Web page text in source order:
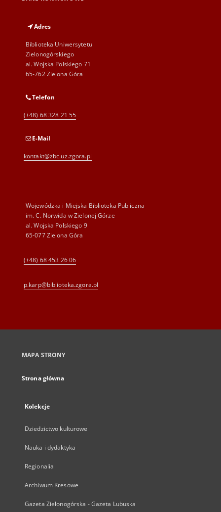
Adres
Biblioteka Uniwersytetu
Zielonogórskiego
al. Wojska Polskiego 71
65-762 Zielona Góra
Telefon
(+48) 68 328 21 55
E-Mail
kontakt@zbc.uz.zgora.pl
Wojewódzka i Miejska Biblioteka Publiczna
im. C. Norwida w Zielonej Górze
al. Wojska Polskiego 9
65-077 Zielona Góra
(+48) 68 453 26 06
p.karp@biblioteka.zgora.pl
MAPA STRONY
Strona główna
Kolekcje
Dziedzictwo kulturowe
Nauka i dydaktyka
Regionalia
Archiwum Kresowe
Gazeta Zielonogórska - Gazeta Lubuska